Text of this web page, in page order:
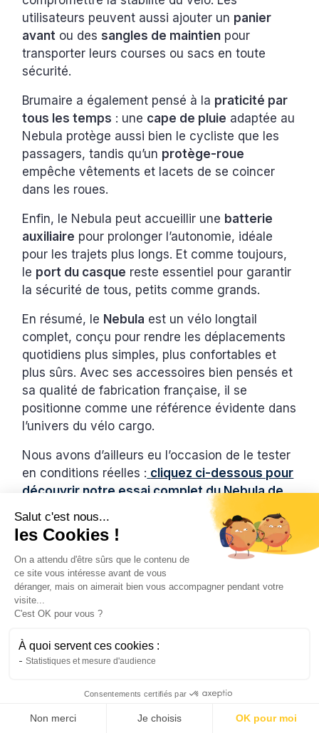
utilisateurs peuvent aussi ajouter un panier
avant ou dessangles de maintien pour
transporter leurs courses ou sacs en toute
sécurité.
Brumaire a également pensé à la praticité par
tous les temps : une cape de pluie adaptée au
Nebula protège aussi bien le cycliste que les
passagers, tandis qu’un protège-roue
empêche vêtements et lacets de se coincer
dans les roues.
Enfin, le Nebula peut accueillir une batterie
auxiliaire pour prolonger l’autonomie, idéale
pour les trajets plus longs. Et comme toujours,
le port du casque reste essentiel pour garantir
la sécurité de tous, petits comme grands.
En résumé, le Nebula est un vélo longtail
complet, conçu pour rendre les déplacements
quotidiens plus simples, plus confortables et
plus sûrs. Avec ses accessoires bien pensés et
sa qualité de fabrication française, il se
positionne comme une référence évidente dans
l’univers du vélo cargo.
Nous avons d’ailleurs eu l’occasion de le tester
en conditions réelles : cliquez ci-dessous pour
découvrir notre essai complet du Nebula de
chez Brumaire.
2890€
Salut c'est nous...
les Cookies !
On a attendu d'être sûrs que le contenu de
ce site vous intéresse avant de vous
déranger, mais on aimerait bien vous accompagner pendant votre
visite...
C'est OK pour vous ?
À quoi servent ces cookies :
Statistiques et mesure d'audience
Consentements certifiés par
Non merci Je choisis OK pour moi